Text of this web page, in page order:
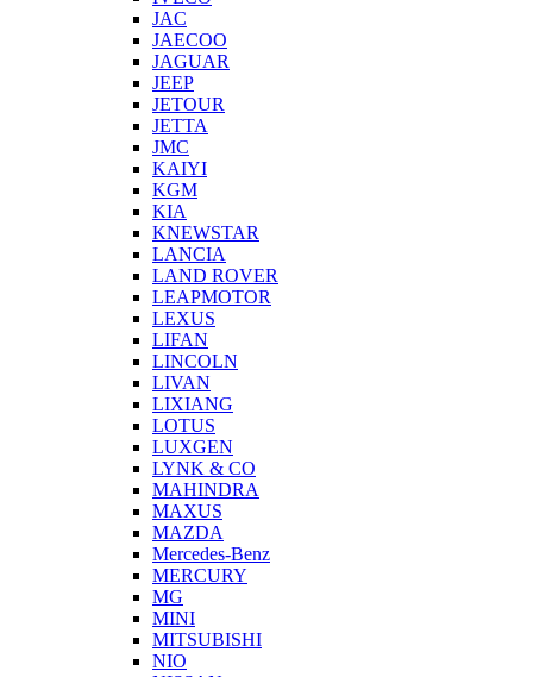
JAC
JAECOO
JAGUAR
JEEP
JETOUR
JETTA
JMC
KAIYI
KGM
KIA
KNEWSTAR
LANCIA
LAND ROVER
LEAPMOTOR
LEXUS
LIFAN
LINCOLN
LIVAN
LIXIANG
LOTUS
LUXGEN
LYNK & CO
MAHINDRA
MAXUS
MAZDA
Mercedes-Benz
MERCURY
MG
MINI
MITSUBISHI
NIO